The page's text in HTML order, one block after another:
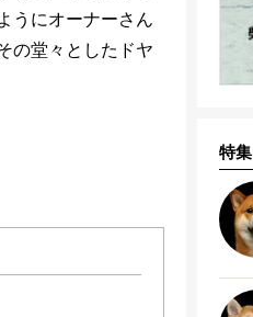
うにオーナーさん
の堂々としたドヤ
特集